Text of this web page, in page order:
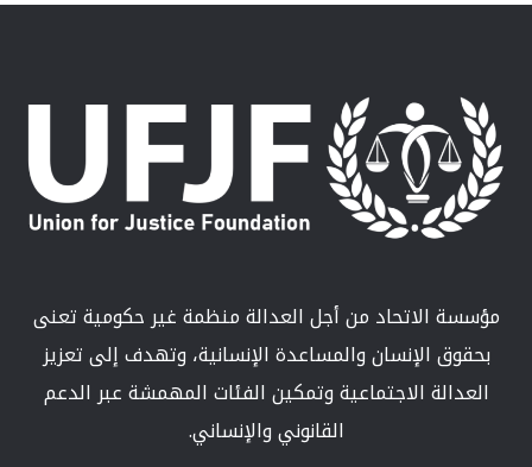
مؤسسة الاتحاد من أجل العدالة منظمة غير حكومية تعنى
بحقوق الإنسان والمساعدة الإنسانية، وتهدف إلى تعزيز
العدالة الاجتماعية وتمكين الفئات المهمشة عبر الدعم
القانوني والإنساني.